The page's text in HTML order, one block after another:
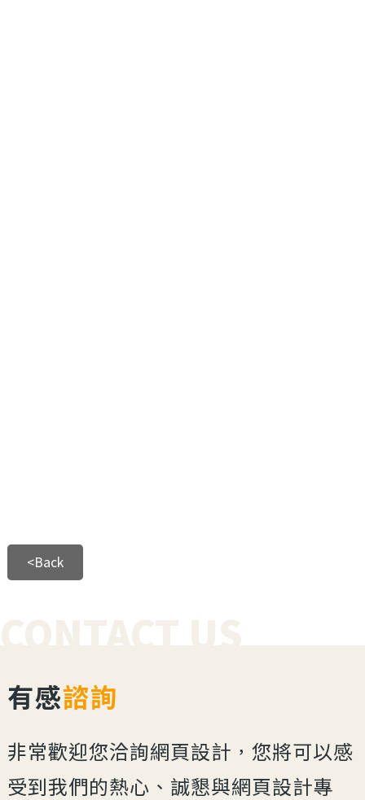
<Back
CONTACT US
有感諮詢
非常歡迎您洽詢網頁設計，您將可以感
受到我們的熱心、誠懇與網頁設計專